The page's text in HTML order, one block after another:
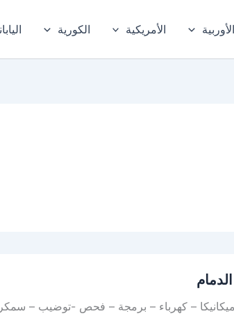
الأوربية الأمريكية الكورية
– كهرباء – برمجة – فحص -توضيب –